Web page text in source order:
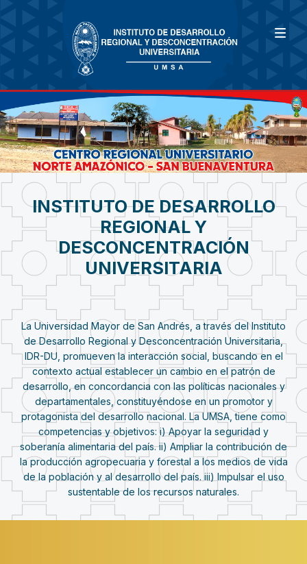
INSTITUTO DE DESARROLLO
REGIONAL Y
DESCONCENTRACIÓN
UNIVERSITARIA
La Universidad Mayor de San Andrés, a través del Instituto
de Desarrollo Regional y Desconcentración Universitaria,
IDR-DU, promueven la interacción social, buscando en el
contexto actual establecer un cambio en el patrón de
desarrollo, en concordancia con las políticas nacionales y
departamentales, constituyéndose en un promotor y
protagonista del desarrollo nacional. La UMSA, tiene como
competencias y objetivos: i) Apoyar la seguridad y
soberanía alimentaria del país. ii) Ampliar la contribución de
la producción agropecuaria y forestal a los medios de vida
de la población y al desarrollo del país. iii) Impulsar el uso
sustentable de los recursos naturales.